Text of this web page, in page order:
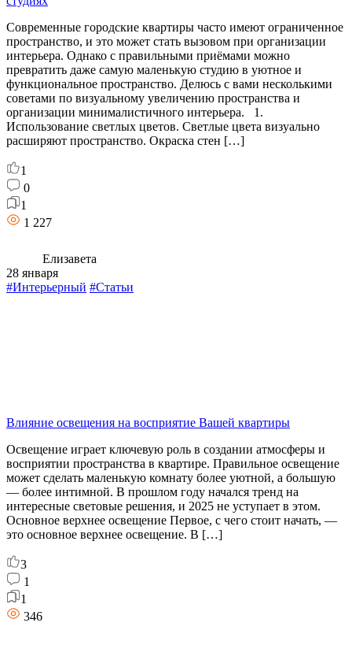
Современные городские квартиры часто имеют ограниченное
пространство, и это может стать вызовом при организации
интерьера. Однако с правильными приёмами можно
превратить даже самую маленькую студию в уютное и
функциональное пространство. Делюсь с вами несколькими
советами по визуальному увеличению пространства и
организации минималистичного интерьера. 1.
Использование светлых цветов. Светлые цвета визуально
расширяют пространство. Окраска стен […]
1
0
1
1 227
Елизавета
28 января
#Интерьерный #Статьи
Влияние освещения на восприятие Вашей квартиры
Освещение играет ключевую роль в создании атмосферы и
восприятии пространства в квартире. Правильное освещение
может сделать маленькую комнату более уютной, а большую
— более интимной. В прошлом году начался тренд на
интересные световые решения, и 2025 не уступает в этом.
Основное верхнее освещение Первое, с чего стоит начать, —
это основное верхнее освещение. В […]
3
1
1
346